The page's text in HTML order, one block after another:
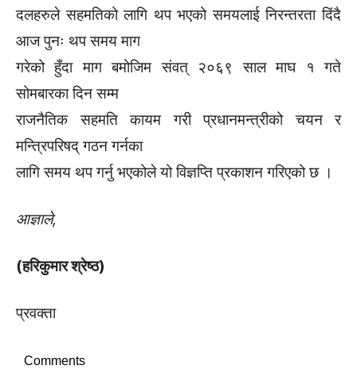
दलहरुले सहमतिको लागि थप भएको समयलाई निरन्तरता दिंदै
आज पुनः थप समय माग
गरेको हुँदा माग बमोजिम संवत् २०६९ साल माघ १ गते
सोमबारका दिन सम्म
राजनैतिक सहमति कायम गरी प्रधानमन्त्रीको चयन र
मन्त्रिपरिषद् गठन गर्नका
लागि समय थप गर्नु भएकोले यो विज्ञप्ति प्रकाशन गरिएको छ ।
आज्ञाले,
(हरिकुमार श्रेष्ठ)
प्रवक्ता
Comments